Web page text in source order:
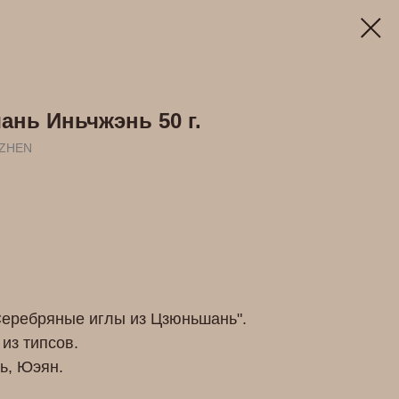
Иньчжэнь 50 г.
иглы из Цзюньшань".
типсов.
Юэян.